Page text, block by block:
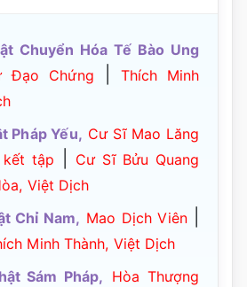
Chuyển Hóa Tế Bào Ung
Đạo Chứng
Thích Minh
Pháp Yếu, Cư Sĩ Mao Lăng
kết tập
Cư Sĩ Bửu Quang
Việt Dịch
Chỉ Nam, Mao Dịch Viên
Minh Thành, Việt Dịch
Sám Pháp, Hòa Thượng